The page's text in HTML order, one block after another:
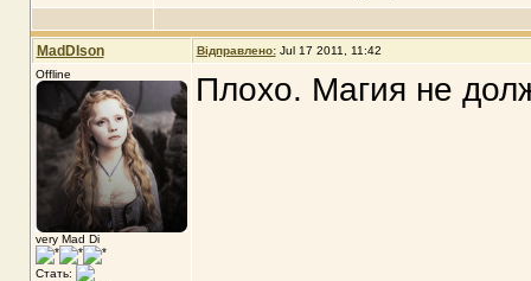
MadDIson Відправлено: Jul 17 2011, 11:42
Offline
very Mad Di
Стать:
Плохо. Магия не